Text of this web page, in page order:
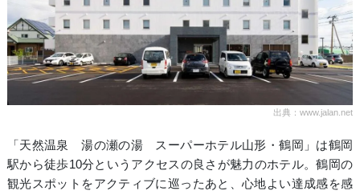
出典：www.jalan.net
「天然温泉 湯の瀬の湯 スーパーホテル山形・鶴岡」は鶴岡
駅から徒歩10分というアクセスの良さが魅力のホテル。鶴岡の
観光スポットをアクティブに巡ったあと、心地よい達成感を感